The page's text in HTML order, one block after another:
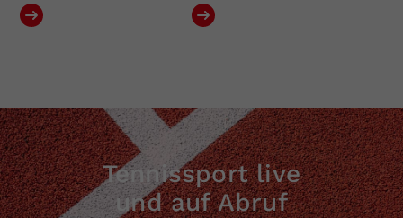
Tennissport live
und auf Abruf